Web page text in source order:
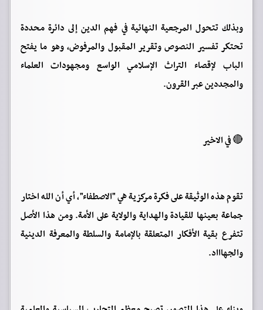
وبذلك تتحول المرجعية النهائية في فهم الدين إلى دائرة محددة
تحتكر تفسير النصوص وتقرير المقبول والمرفوض، وهو ما يفتح
الباب لإقصاء التراث الإسلامي الواسع ومجهودات العلماء
والمجددين عبر القرون.
🔴 في الاخير
تقوم هذه الوثيقة على فكرة مركزية هي "الاصطفاء"، أي أن الله اختار
جماعة بعينها للقيادة والهداية والولاية على الأمة. ومن هذا الأصل
تتفرع بقية الأفكار المتعلقة بالإمامة والسلطة والمعرفة الدينية
والجهاااد.